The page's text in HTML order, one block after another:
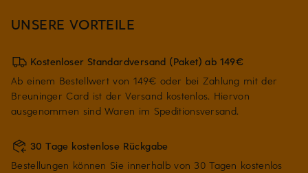
UNSERE VORTEILE
Kostenloser Standardversand (Paket) ab 149€
Ab einem Bestellwert von 149€ oder bei Zahlung mit der
Breuninger Card ist der Versand kostenlos. Hiervon
ausgenommen sind Waren im Speditionsversand.
30 Tage kostenlose Rückgabe
Bestellungen können Sie innerhalb von 30 Tagen kostenlos